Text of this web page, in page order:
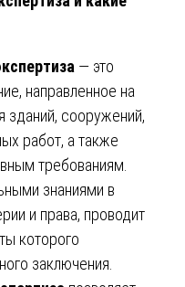
— это
направленное на
зданий, сооружений,
работ, а также
требованиям.
знаниями в
и права, проводит
которого
заключения.